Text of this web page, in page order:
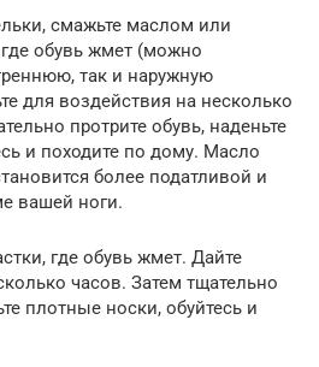
смажьте маслом или
обувь жмет (можно
так и наружную
для воздействия на несколько
протрите обувь, наденьте
и походите по дому. Масло
более податливой и
вашей ноги.
где обувь жмет. Дайте
часов. Затем тщательно
плотные носки, обуйтесь и